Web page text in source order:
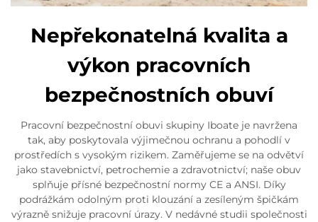
Nepřekonatelná kvalita a
výkon pracovních
bezpečnostních obuví
Pracovní bezpečnostní obuvi skupiny Iboate je navržena
tak, aby poskytovala výjimečnou ochranu a pohodlí v
prostředích s vysokým rizikem. Zaměřujeme se na odvětví
jako stavebnictví, petrochemie a zdravotnictví; naše obuv
splňuje přísné bezpečnostní normy CE a ANSI. Díky
podrážkám odolným proti klouzání a zesíleným špičkám
výrazně snižuje pracovní úrazy. V nedávné studii společnosti